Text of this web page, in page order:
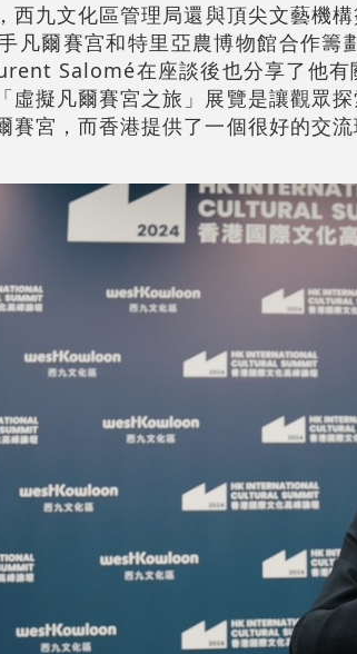
西九文化區管理局還與頂尖文藝機
凡爾賽宫和特里亞農博物館合作
Salomé在座談後也分享了他
虛擬凡爾賽宮之旅」展覽是讓觀眾
賽宮，而香港提供了一個很好的交